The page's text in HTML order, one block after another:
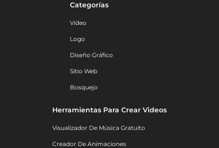
Categorías
Vídeo
Logo
Diseño Gráfico
Sitio Web
Bosquejo
Herramientas Para Crear Videos
Visualizador De Música Gratuito
Creador De Animaciones